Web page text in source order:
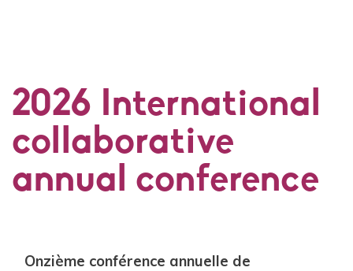
2026 International
collaborative
annual conference
Onzième conférence annuelle de